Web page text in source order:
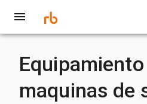
maquinas de